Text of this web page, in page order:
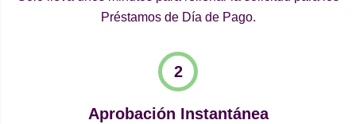
Préstamos de Día de Pago.
Aprobación Instantánea